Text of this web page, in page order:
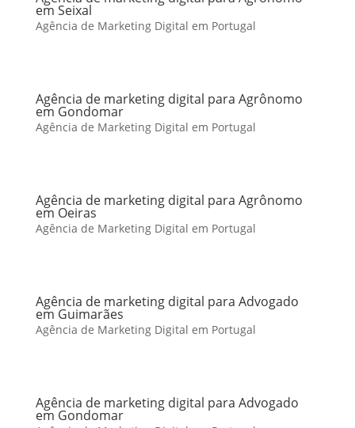
em Seixal
Agência de Marketing Digital em Portugal
Agência de marketing digital para Agrônomo
em Gondomar
Agência de Marketing Digital em Portugal
Agência de marketing digital para Agrônomo
em Oeiras
Agência de Marketing Digital em Portugal
Agência de marketing digital para Advogado
em Guimarães
Agência de Marketing Digital em Portugal
Agência de marketing digital para Advogado
em Gondomar